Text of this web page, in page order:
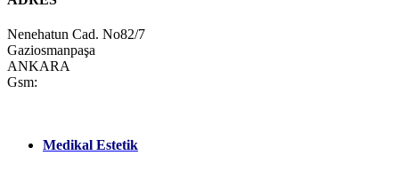
Nenehatun Cad. No82/7
Gaziosmanpaşa
ANKARA
Gsm:
Medikal Estetik